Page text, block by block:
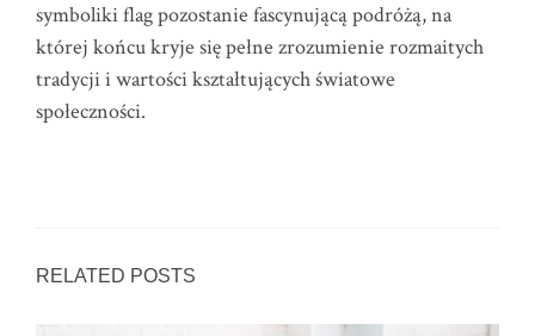
symboliki flag pozostanie fascynującą podróżą, na
której końcu kryje się pełne zrozumienie rozmaitych
tradycji i wartości kształtujących światowe
społeczności.
RELATED POSTS